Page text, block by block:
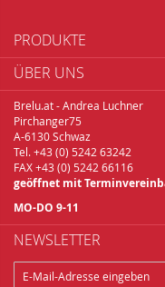
PRODUKTE
ÜBER UNS
Brelu.at - Andrea Luchner
Pirchanger75
A-6130 Schwaz
Tel. +43 (0) 5242 63242
FAX +43 (0) 5242 66116
geöffnet mit
MO-DO 9-11
NEWSLETTER